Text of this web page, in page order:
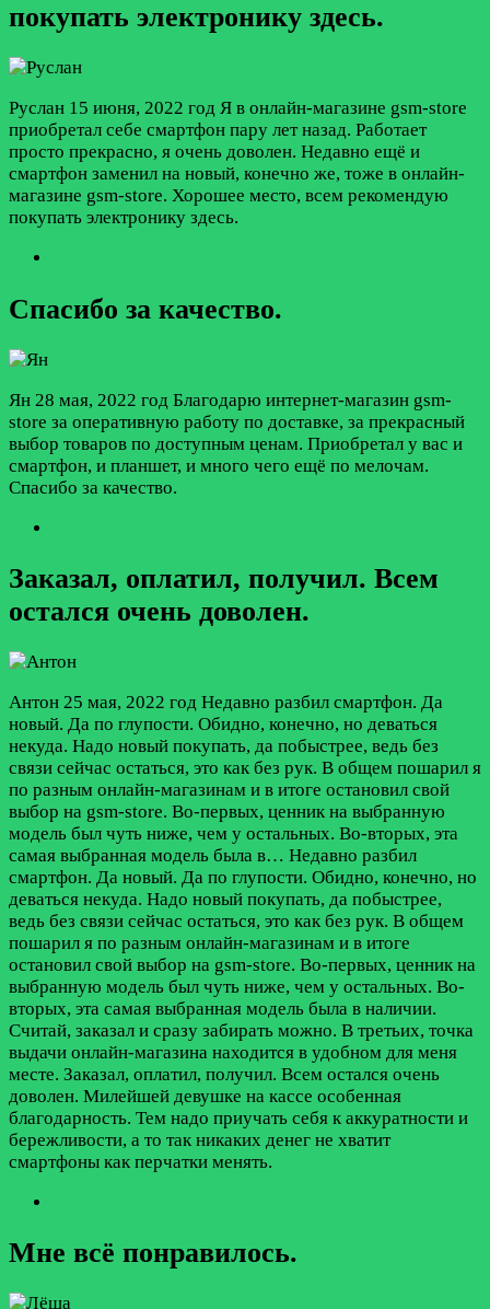
покупать электронику здесь.
Руслан 15 июня, 2022 год Я в онлайн-магазине gsm-store
приобретал себе смартфон пару лет назад. Работает
просто прекрасно, я очень доволен. Недавно ещё и
смартфон заменил на новый, конечно же, тоже в онлайн-
магазине gsm-store. Хорошее место, всем рекомендую
покупать электронику здесь.
Спасибо за качество.
Ян 28 мая, 2022 год Благодарю интернет-магазин gsm-
store за оперативную работу​ по доставке, за прекрасный
выбор​ товаров по доступным ценам. Приобретал у вас и
смартфон, и планшет, и много чего ещё по мелочам.
Спасибо за качество.
Заказал, оплатил, получил. Всем
остался очень доволен.
Антон 25 мая, 2022 год Недавно разбил смартфон. Да
новый. Да по глупости. Обидно, конечно, но деваться
некуда. Надо новый покупать, да побыстрее, ведь без
связи сейчас остаться, это как без рук. В общем пошарил я
по разным онлайн-магазинам и в итоге остановил свой
выбор на gsm-store. Во-первых, ценник на выбранную
модель был чуть ниже, чем у остальных. Во-вторых, эта
самая выбранная модель была в… Недавно разбил
смартфон. Да новый. Да по глупости. Обидно, конечно, но
деваться некуда. Надо новый покупать, да побыстрее,
ведь без связи сейчас остаться, это как без рук. В общем
пошарил я по разным онлайн-магазинам и в итоге
остановил свой выбор на gsm-store. Во-первых, ценник на
выбранную модель был чуть ниже, чем у остальных. Во-
вторых, эта самая выбранная модель была в наличии.
Считай, заказал и сразу забирать можно. В третьих, точка
выдачи онлайн-магазина находится в удобном для меня
месте. Заказал, оплатил, получил. Всем остался очень
доволен. Милейшей девушке на кассе особенная
благодарность. Тем надо приучать себя к аккуратности и
бережливости, а то так никаких денег не хватит
смартфоны как перчатки менять.
Мне всё понравилось.